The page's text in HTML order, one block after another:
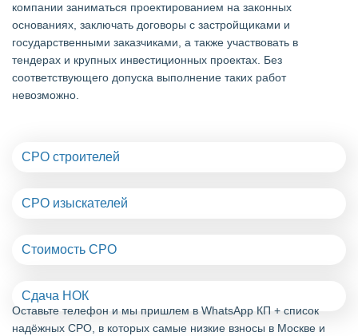
компании заниматься проектированием на законных
основаниях, заключать договоры с застройщиками и
государственными заказчиками, а также участвовать в
тендерах и крупных инвестиционных проектах. Без
соответствующего допуска выполнение таких работ
невозможно.
СРО строителей
СРО изыскателей
Стоимость СРО
Сдача НОК
Оставьте телефон и мы пришлем в WhatsApp КП + список
надёжных СРО, в которых самые низкие взносы в Москве и